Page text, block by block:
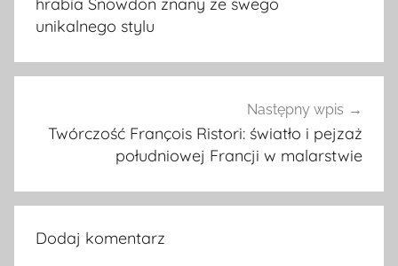
hrabia Snowdon znany ze swego
unikalnego stylu
Następny wpis
Twórczość François Ristori: światło i pejzaż
południowej Francji w malarstwie
Dodaj komentarz